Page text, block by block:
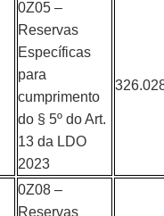
0Z05 –
Reservas
Específicas
para
cumprimento
do § 5º do Art.
13 da LDO
2023
0Z08 –
Reservas